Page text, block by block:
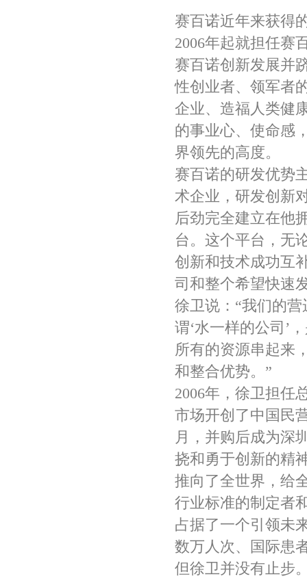
赛百诺近年来获得
2006年起就担任赛
赛百诺创新发展并
性创业者、领军者
企业、造福人类健
的事业心、使命感
界领先的高度。
赛百诺的研发优势
术企业，研发创新
后劲完全建立在他
台。这个平台，无
创新和技术成功互
司和整个希望快速
徐卫说：“我们的
谓‘水一样的公司’
所有的资源串起来
和整合优势。”
2006年，徐卫担任
市场开创了中国民
月，并购后成为深
挠和勇于创新的精
推向了全世界，给
行业标准的制定者
占据了一个引领未
数万人次、国际患
但徐卫并没有止步